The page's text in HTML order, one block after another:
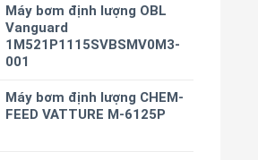
Máy bơm định lượng OBL
Vanguard
1M521P1115SVBSMV0M3-
001
Máy bơm định lượng CHEM-
FEED VATTURE M-6125P